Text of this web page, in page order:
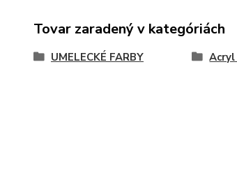
Tovar zaradený v kategóriách
UMELECKÉ FARBY